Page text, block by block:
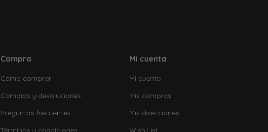
Compra
Cómo comprar
Cambios y devoluciones
Preguntas frecuentes
Términos y condiciones
Mi cuenta
Mi cuenta
Mis compras
Mis direcciones
Wish List